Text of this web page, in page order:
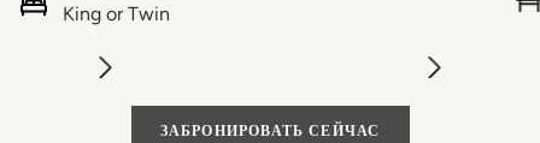
King or Twin
ЗАБРОНИРОВАТЬ СЕЙЧАС